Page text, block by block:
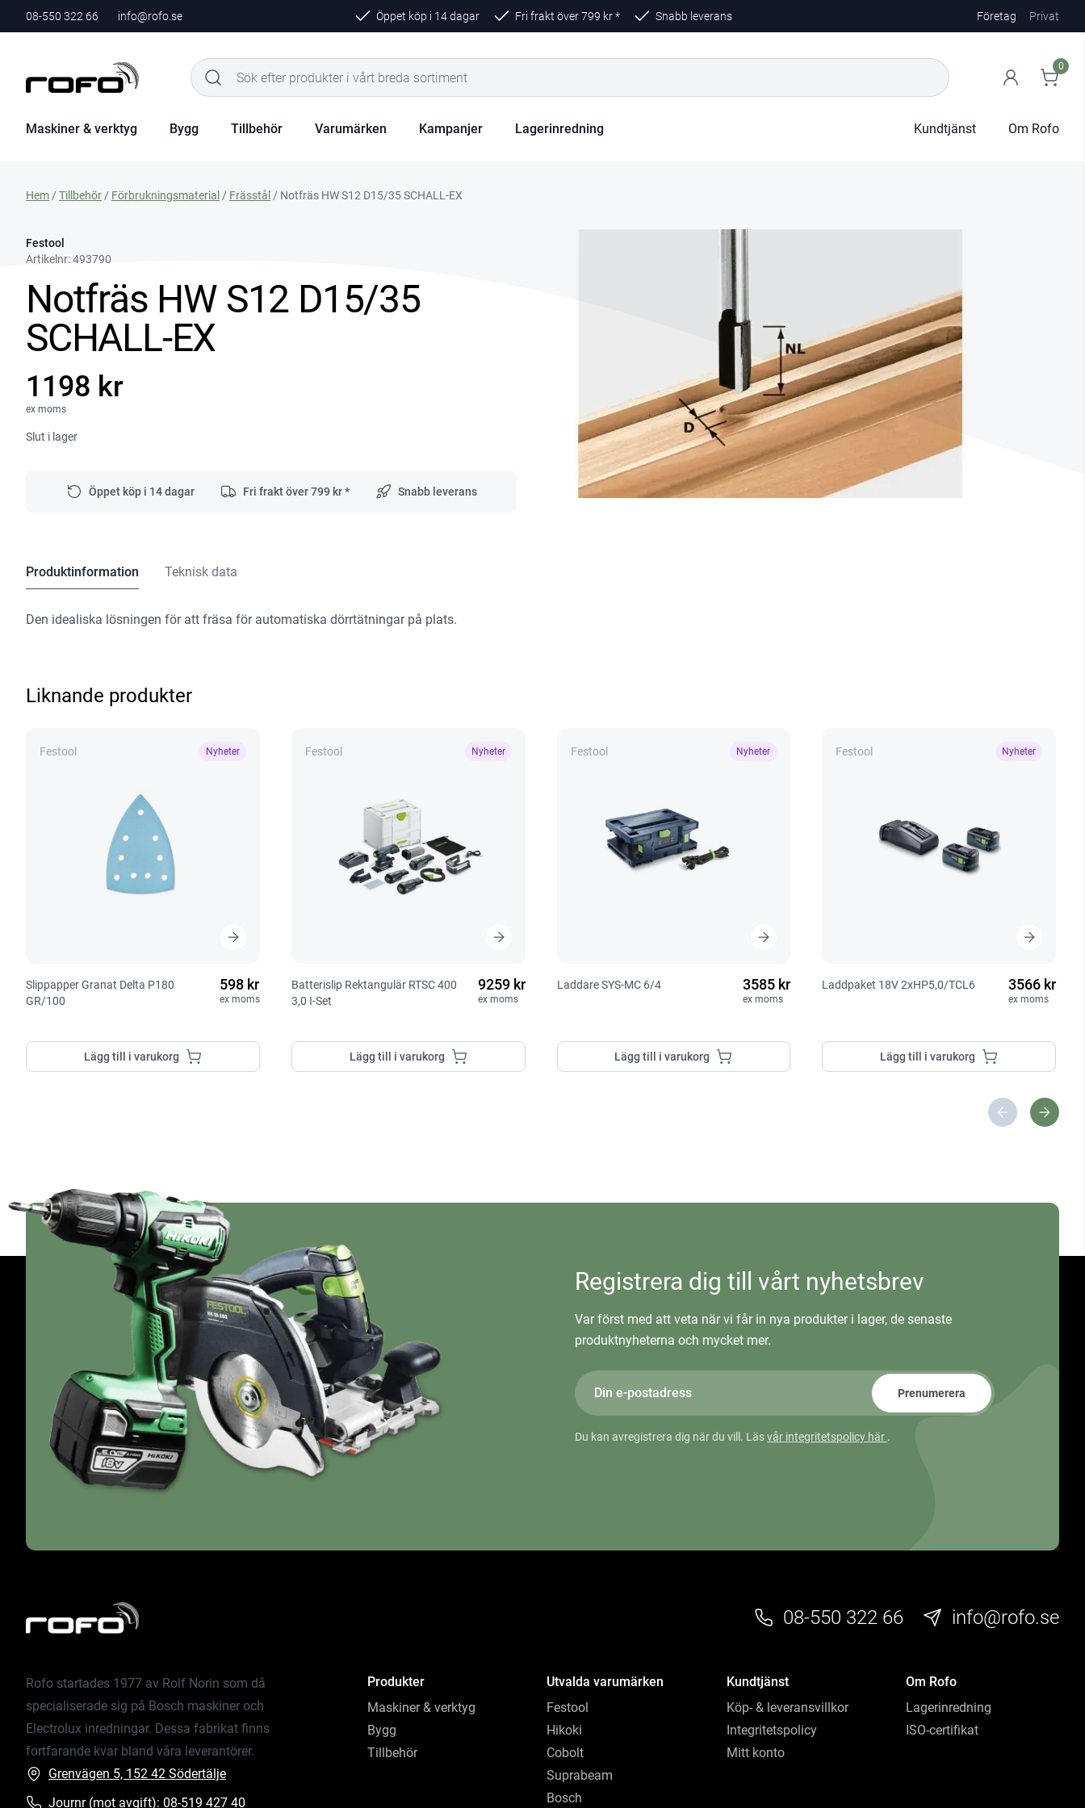
08-550 322 66 info@rofo.se Öppet köp i 14 dagar Fri frakt över799 kr * Snabb leverans Företag Privat
0
Maskiner & verktyg Bygg Tillbehör Varumärken Kampanjer Lagerinredning Kundtjänst Om Rofo
Hem /Tillbehör / Förbrukningsmaterial / Frässtål / Notfräs HW S12 D15/35 SCHALL-EX
Festool
Artikelnr:493790
Notfräs HW S12 D15/35
SCHALL-EX
1198 kr
ex moms
Slut i lager
Öppet köp i 14 dagar Fri frakt över799 kr * Snabb leverans
Produktinformation Teknisk data
Den idealiska lösningen för att fräsa för automatiska dörrtätningar på plats.
Liknande produkter
Festool Nyheter
Slippapper Granat Delta P180
GR/100
598 kr
ex moms
Lägg till i varukorg
Festool Nyheter
Batterislip Rektangulär RTSC 400
3,0 I-Set
9259 kr
ex moms
Lägg till i varukorg
Festool Nyheter
Laddare SYS-MC 6/4 3585 kr
ex moms
Lägg till i varukorg
Festool Nyheter
Laddpaket 18V 2xHP5,0/TCL6 3566 kr
ex moms
Lägg till i varukorg
Registrera dig till vårt nyhetsbrev
Var först med att veta när vi får in nya produkter i lager, de senaste
produktnyheterna och mycket mer.
Prenumerera
Du kan avregistrera dig när du vill. Läsvår integritetspolicy här .
08-550 322 66 info@rofo.se
Rofo startades 1977 av Rolf Norin som då
specialiserade sig på Bosch maskiner och
Electrolux inredningar. Dessa fabrikat finns
fortfarande kvar bland våra leverantörer.
Grenvägen 5, 152 42 Södertälje
Journr (mot avgift): 08-519 427 40
Produkter
Maskiner & verktyg
Bygg
Tillbehör
Utvalda varumärken
Festool
Hikoki
Cobolt
Suprabeam
Bosch
Kundtjänst
Köp- & leveransvillkor
Integritetspolicy
Mitt konto
Om Rofo
Lagerinredning
ISO-certifikat